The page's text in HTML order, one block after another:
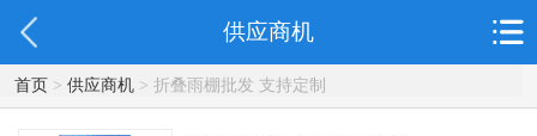
供应商机
首页> 供应商机> 折叠雨棚批发 支持定制